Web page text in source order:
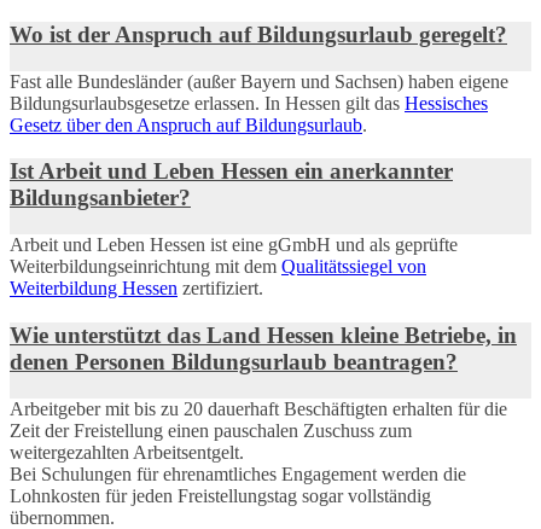
Wo ist der Anspruch auf Bildungsurlaub geregelt?
Fast alle Bundesländer (außer Bayern und Sachsen) haben eigene
Bildungsurlaubsgesetze erlassen. In Hessen gilt das Hessisches
Gesetz über den Anspruch auf Bildungsurlaub.
Ist Arbeit und Leben Hessen ein anerkannter
Bildungsanbieter?
Arbeit und Leben Hessen ist eine gGmbH und als geprüfte
Weiterbildungseinrichtung mit dem Qualitätssiegel von
Weiterbildung Hessen zertifiziert.
Wie unterstützt das Land Hessen kleine Betriebe, in
denen Personen Bildungsurlaub beantragen?
Arbeitgeber mit bis zu 20 dauerhaft Beschäftigten erhalten für die
Zeit der Freistellung einen pauschalen Zuschuss zum
weitergezahlten Arbeitsentgelt.
Bei Schulungen für ehrenamtliches Engagement werden die
Lohnkosten für jeden Freistellungstag sogar vollständig
übernommen.